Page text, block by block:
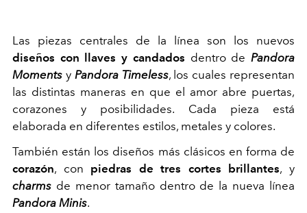
Las piezas centrales de la línea son los nuevos
diseños con llaves y candados dentro dePandora
Moments y Pandora Timeless, los cuales representan
las distintas maneras en que el amor abre puertas,
corazones y posibilidades. Cada pieza está
elaborada en diferentes estilos, metales y colores.
También están los diseños más clásicos en forma de
corazón, con piedras de tres cortes brillantes, y
charms de menor tamaño dentro de la nueva línea
Pandora Minis.